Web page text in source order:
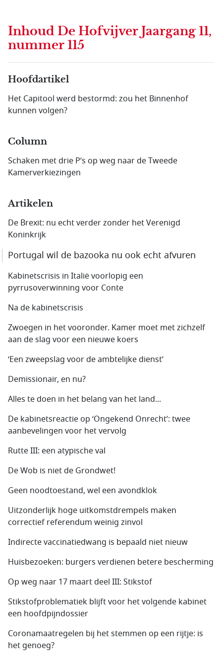
Inhoud De Hofvijver Jaargang 11,
nummer 115
Hoofdartikel
Het Capitool werd bestormd: zou het Binnenhof
kunnen volgen?
Column
Schaken met drie P’s op weg naar de Tweede
Kamerverkiezingen
Artikelen
De Brexit: nu echt verder zonder het Verenigd
Koninkrijk
Portugal wil de bazooka nu ook echt afvuren
Kabinetscrisis in Italië voorlopig een
pyrrusoverwinning voor Conte
Na de kabinetscrisis
Zwoegen in het vooronder. Kamer moet met zichzelf
aan de slag voor een nieuwe koers
‘Een zweepslag voor de ambtelijke dienst’
Demissionair, en nu?
Alles te doen in het belang van het land...
De kabinetsreactie op ‘Ongekend Onrecht’: twee
aanbevelingen voor het vervolg
Rutte III: een atypische val
De Wob is niet de Grondwet!
Geen noodtoestand, wel een avondklok
Uitzonderlijk hoge uitkomstdrempels maken
correctief referendum weinig zinvol
Indirecte vaccinatiedwang is bepaald niet nieuw
Huisbezoeken: burgers verdienen betere bescherming
Op weg naar 17 maart deel III: Stikstof
Stikstofproblematiek blijft voor het volgende kabinet
een hoofdpijndossier
Coronamaatregelen bij het stemmen op een rijtje: is
het genoeg?